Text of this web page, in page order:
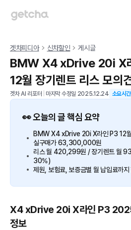
겟차피디아 신차할인 게시글
BMW X4 xDrive 20i X
12월 장기렌트 리스 모의
겟차 AI 리포터 마지막 수정일 2025.12.24 소요시
👀 오늘의 글 핵심 요약
BMW X4 xDrive 20i X라인 P3 12
실구매가 63,300,000원
리스 월 420,299원 / 장기렌트 월
30%)
제원, 보험료, 보증금별 월 납입료까지
X4 xDrive 20i X라인 P3
정보